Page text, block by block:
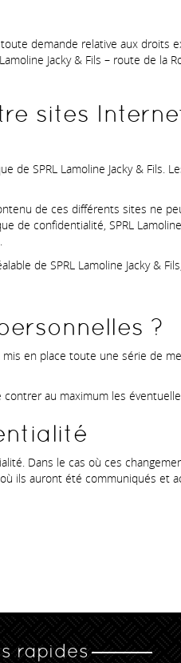
demande relative aux droits
Jacky & Fils – route de la
sites
de SPRL Lamoline Jacky & Fils.
de ces différents sites ne
de confidentialité, SPRL
de SPRL Lamoline Jacky &
?
en place toute une série de
au maximum les
Dans le cas où ces
ils auront été communiqués et
rapides